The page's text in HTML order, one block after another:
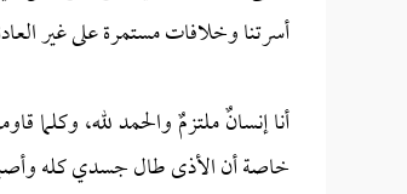
أسرتنا وخلافات مستمرة على غير
أنا إنسانٌ ملتزمٌ والحمد لله،
خاصة أن الأذى طال جسدي كله